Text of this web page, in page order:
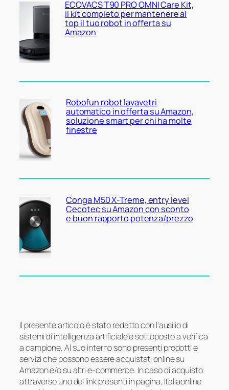
ECOVACS T90 PRO OMNI Care Kit,
il kit completo per mantenere al
top il tuo robot in offerta su
Amazon
Robofun robot lavavetri
automatico in offerta su Amazon,
soluzione smart per chi ha molte
finestre
Conga M50 X-Treme, entry level
Cecotec su Amazon con sconto
e buon rapporto potenza/prezzo
Il presente articolo è stato redatto con l’ausilio di
sistemi di intelligenza artificiale e sottoposto a verifica
a campione. Al suo interno sono presenti prodotti e
servizi che possono essere acquistati online su
Amazon e/o su altri e-commerce. In caso di acquisto
attraverso uno dei link presenti in pagina, Italiaonline